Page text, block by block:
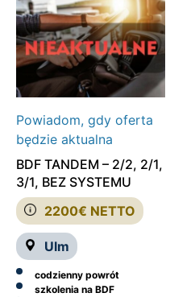
Powiadom, gdy oferta
będzie aktualna
2200€ NETTO
Ulm
BDF TANDEM – 2/2, 2/1,
3/1, BEZ SYSTEMU
codzienny powrót
szkolenia na BDF